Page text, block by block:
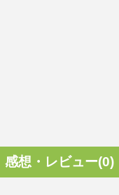
感想・レビュー(0)